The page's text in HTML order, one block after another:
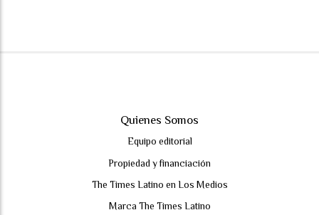
Quienes Somos
Equipo editorial
Propiedad y financiación
The Times Latino en Los Medios
Marca The Times Latino